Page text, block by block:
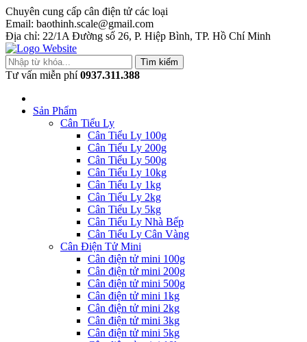
Chuyên cung cấp cân điện tử các loại
Email: baothinh.scale@gmail.com
Địa chỉ: 22/1A Đường số 26, P. Hiệp Bình, TP. Hồ Chí Minh
Tìm kiếm
Tư vấn miễn phí 0937.311.388
Sản Phẩm
Cân Tiểu Ly
Cân Tiểu Ly 100g
Cân Tiểu Ly 200g
Cân Tiểu Ly 500g
Cân Tiểu Ly 10kg
Cân Tiểu Ly 1kg
Cân Tiểu Ly 2kg
Cân Tiểu Ly 5kg
Cân Tiểu Ly Nhà Bếp
Cân Tiểu Ly Cân Vàng
Cân Điện Tử Mini
Cân điện tử mini 100g
Cân điện tử mini 200g
Cân điện tử mini 500g
Cân điện tử mini 1kg
Cân điện tử mini 2kg
Cân điện tử mini 3kg
Cân điện tử mini 5kg